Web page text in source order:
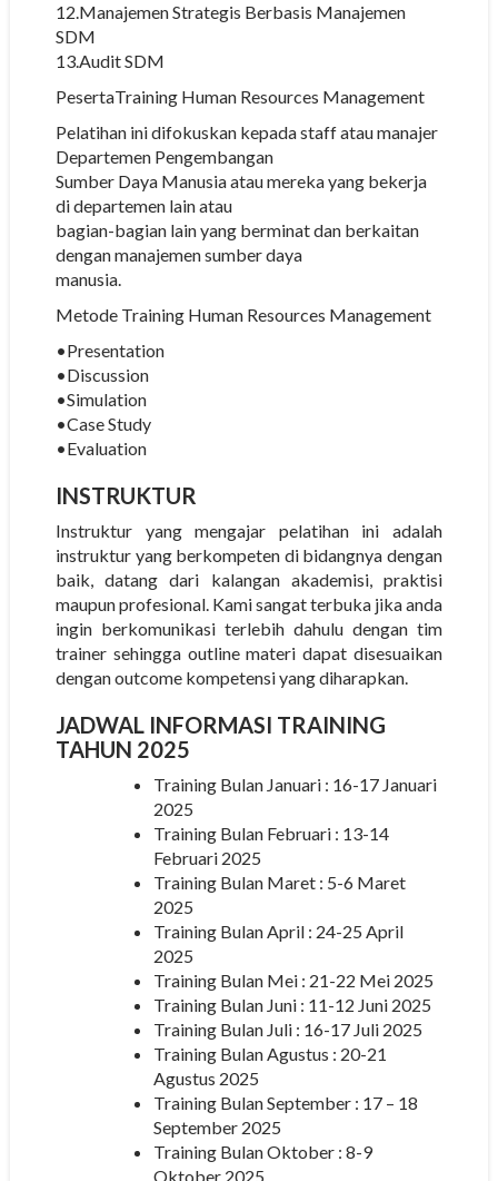
12.Manajemen Strategis Berbasis Manajemen
SDM
13.Audit SDM
PesertaTraining Human Resources Management
Pelatihan ini difokuskan kepada staff atau manajer
Departemen Pengembangan
Sumber Daya Manusia atau mereka yang bekerja
di departemen lain atau
bagian-bagian lain yang berminat dan berkaitan
dengan manajemen sumber daya
manusia.
Metode Training Human Resources Management
•Presentation
•Discussion
•Simulation
•Case Study
•Evaluation
INSTRUKTUR
Instruktur yang mengajar pelatihan ini adalah
instruktur yang berkompeten di bidangnya dengan
baik, datang dari kalangan akademisi, praktisi
maupun profesional. Kami sangat terbuka jika anda
ingin berkomunikasi terlebih dahulu dengan tim
trainer sehingga outline materi dapat disesuaikan
dengan outcome kompetensi yang diharapkan.
JADWAL INFORMASI TRAINING
TAHUN 2025
Training Bulan Januari : 16-17 Januari
2025
Training Bulan Februari : 13-14
Februari 2025
Training Bulan Maret : 5-6 Maret
2025
Training Bulan April : 24-25 April
2025
Training Bulan Mei : 21-22 Mei 2025
Training Bulan Juni : 11-12 Juni 2025
Training Bulan Juli : 16-17 Juli 2025
Training Bulan Agustus : 20-21
Agustus 2025
Training Bulan September : 17 – 18
September 2025
Training Bulan Oktober : 8-9
Oktober 2025